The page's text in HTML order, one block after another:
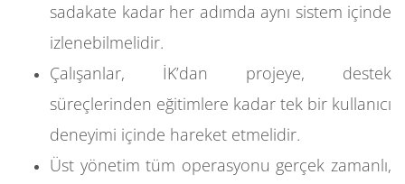
sadakate kadar her adımda aynı sistem içinde
izlenebilmelidir.
Çalışanlar, İK’dan projeye, destek
süreçlerinden eğitimlere kadar tek bir kullanıcı
deneyimi içinde hareket etmelidir.
Üst yönetim tüm operasyonu gerçek zamanlı,